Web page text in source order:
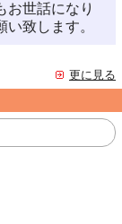
お世話になり
致します。
更に見る